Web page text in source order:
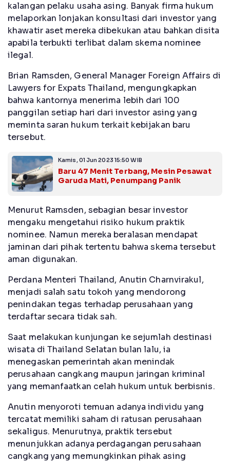
kalangan pelaku usaha asing. Banyak firma hukum
melaporkan lonjakan konsultasi dari investor yang
khawatir aset mereka dibekukan atau bahkan disita
apabila terbukti terlibat dalam skema nominee
ilegal.
Brian Ramsden, General Manager Foreign Affairs di
Lawyers for Expats Thailand, mengungkapkan
bahwa kantornya menerima lebih dari 100
panggilan setiap hari dari investor asing yang
meminta saran hukum terkait kebijakan baru
tersebut.
Kamis, 01 Jun 2023 15:50 WIB
Baru 47 Menit Terbang, Mesin Pesawat
Garuda Mati, Penumpang Panik
Menurut Ramsden, sebagian besar investor
mengaku mengetahui risiko hukum praktik
nominee. Namun mereka beralasan mendapat
jaminan dari pihak tertentu bahwa skema tersebut
aman digunakan.
Perdana Menteri Thailand, Anutin Charnvirakul,
menjadi salah satu tokoh yang mendorong
penindakan tegas terhadap perusahaan yang
terdaftar secara tidak sah.
Saat melakukan kunjungan ke sejumlah destinasi
wisata di Thailand Selatan bulan lalu, ia
menegaskan pemerintah akan menindak
perusahaan cangkang maupun jaringan kriminal
yang memanfaatkan celah hukum untuk berbisnis.
Anutin menyoroti temuan adanya individu yang
tercatat memiliki saham di ratusan perusahaan
sekaligus. Menurutnya, praktik tersebut
menunjukkan adanya perdagangan perusahaan
cangkang yang memungkinkan pihak asing